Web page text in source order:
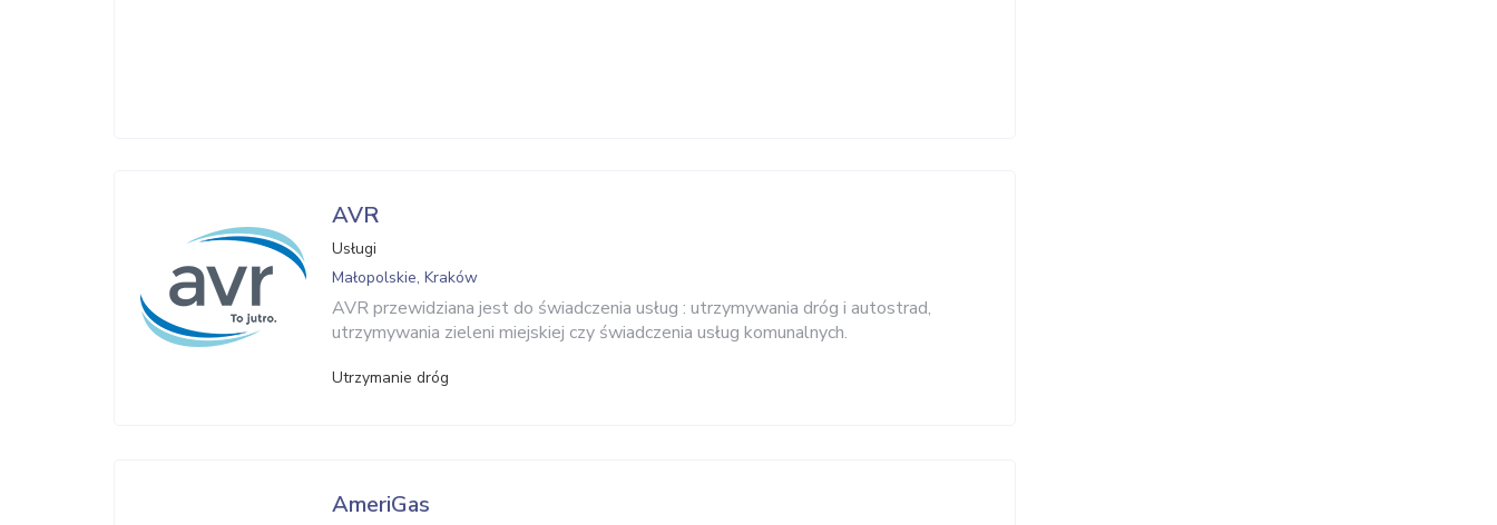
AVR
Usługi
Małopolskie, Kraków
AVR przewidziana jest do świadczenia usług : utrzymywania dróg i autostrad,
utrzymywania zieleni miejskiej czy świadczenia usług komunalnych.
Utrzymanie dróg
AmeriGas